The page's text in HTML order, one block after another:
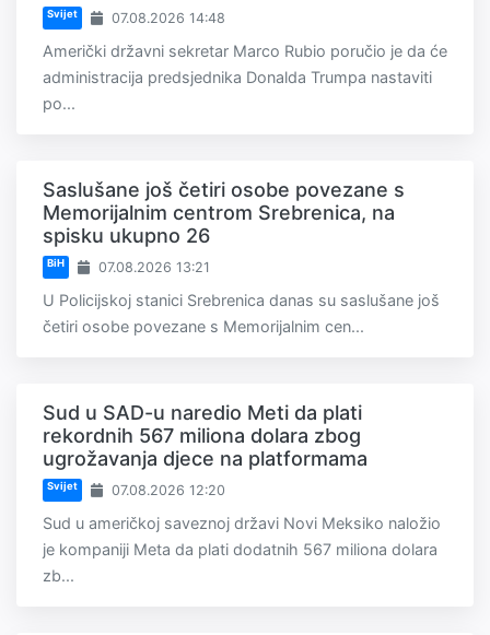
Svijet 07.08.2026 14:48
Američki državni sekretar Marco Rubio poručio je da će
administracija predsjednika Donalda Trumpa nastaviti
po...
Saslušane još četiri osobe povezane s
Memorijalnim centrom Srebrenica, na
spisku ukupno 26
BiH 07.08.2026 13:21
U Policijskoj stanici Srebrenica danas su saslušane još
četiri osobe povezane s Memorijalnim cen...
Sud u SAD-u naredio Meti da plati
rekordnih 567 miliona dolara zbog
ugrožavanja djece na platformama
Svijet 07.08.2026 12:20
Sud u američkoj saveznoj državi Novi Meksiko naložio
je kompaniji Meta da plati dodatnih 567 miliona dolara
zb...